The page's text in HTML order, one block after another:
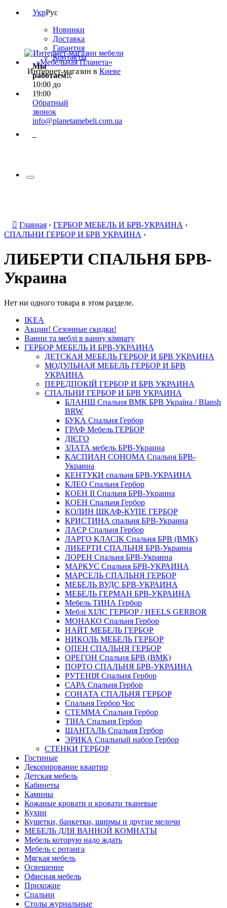
УкрРус
Новинки
Доставка
Гарантия
Контакты
Мы
работаем:с
10:00 до
19:00
Обратный
звонок
info@planetamebeli.com.ua
Интернет-магазин в Киеве
Главная › ГЕРБОР МЕБЕЛЬ И БРВ-УКРАИНА ›
СПАЛЬНИ ГЕРБОР И БРВ УКРАИНА ›
ЛИБЕРТИ СПАЛЬНЯ БРВ-
Украина
Нет ни одного товара в этом разделе.
IKEA
Акции! Сезонные скидки!
Ванни та меблі в ванну кімнату
ГЕРБОР МЕБЕЛЬ И БРВ-УКРАИНА
ДЕТСКАЯ МЕБЕЛЬ ГЕРБОР И БРВ УКРАИНА
МОДУЛЬНАЯ МЕБЕЛЬ ГЕРБОР И БРВ
УКРАИНА
ПЕРЕДПОКІЙ ГЕРБОР И БРВ УКРАИНА
СПАЛЬНИ ГЕРБОР И БРВ УКРАИНА
БЛАНШ Спальня ВМК БРВ Україна / Blansh
BRW
БУКА Спальня Гербор
ГРАФ Мебель ГЕРБОР
ДІЄГО
ЗЛАТА мебель БРВ-Украина
КАСПИАН СОНОМА Спальня БРВ-
Украина
КЕНТУКИ спальня БРВ-УКРАИНА
КЛЕО Спальня Гербор
КОЕН II Спальня БРВ-Украина
КОЕН Спальня Гербор
КОЛИН ШКАФ-КУПЕ ГЕРБОР
КРИСТИНА спальня БРВ-Украина
ЛАЄР Спальня Гербор
ЛАРГО КЛАСIК Спальня БРВ (ВМК)
ЛИБЕРТИ СПАЛЬНЯ БРВ-Украина
ЛОРЕН Спальня БРВ-Украина
МАРКУС Спальня БРВ-УКРАИНА
МАРСЕЛЬ СПАЛЬНЯ ГЕРБОР
МЕБЕЛЬ ВУДС БРВ-УКРАИНА
МЕБЕЛЬ ГЕРМАН БРВ-УКРАИНА
Мебель ТИНА Гербор
Меблі ХІЛС ГЕРБОР / HEELS GERBOR
МОНАКО Спальня Гербор
НАЙТ МЕБЕЛЬ ГЕРБОР
НИКОЛЬ МЕБЕЛЬ ГЕРБОР
ОПЕН СПАЛЬНЯ ГЕРБОР
ОРЕГОН Спальня БРВ (ВМК)
ПОРТО СПАЛЬНЯ БРВ-УКРАИНА
РУТЕНІЯ Спальня Гербор
САРА Спальня Гербор
СОНАТА СПАЛЬНЯ ГЕРБОР
Спальня Гербор Чос
СТЕММА Спальня Гербор
ТІНА Спальня Гербор
ШАНТАЛЬ Спальня Гербор
ЭРИКА Спальный набор Гербор
СТЕНКИ ГЕРБОР
Гостиные
Декорирование квартир
Детская мебель
Кабинеты
Камины
Кожаные кровати и кровати тканевые
Кухни
Кушетки, банкетки, ширмы и другие мелочи
МЕБЕЛЬ ДЛЯ ВАННОЙ КОМНАТЫ
Мебель которую надо ждать
Мебель с ротанга
Мягкая мебель
Освещение
Офисная мебель
Прихожие
Спальни
Столы журнальные